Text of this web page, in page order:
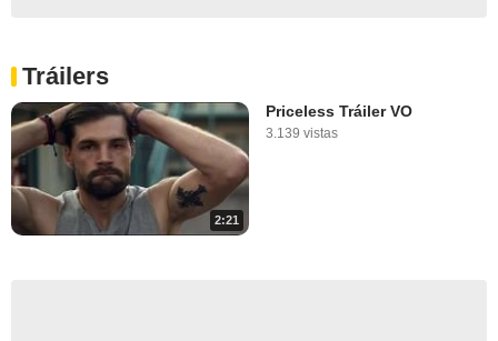
Tráilers
2:21
Priceless Tráiler VO
3.139 vistas